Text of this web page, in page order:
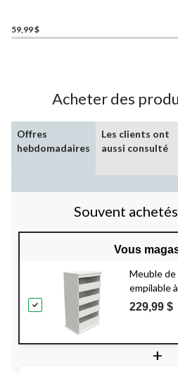
59,99 $
Acheter des
Offres
hebdomadaires
Les clients ont
aussi consulté
Souvent
Vous
Meuble
empilable
blanc
229,99 $
+